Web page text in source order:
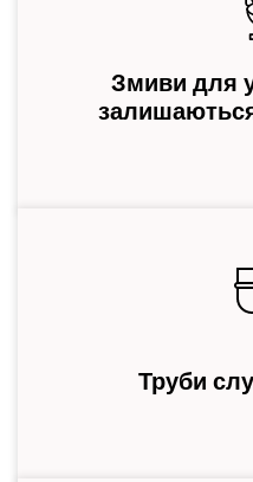
Змиви для
Труби